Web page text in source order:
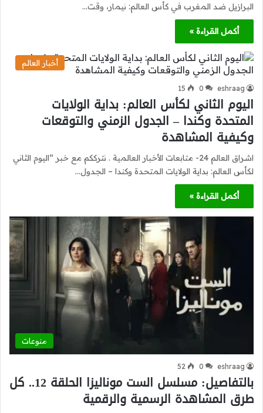
البرازيل ضد المغرب في كأس العالم: نيمار، وقت…
أكمل القراءة »
أخبار العالم
eshraag
0
15
اليوم الثاني لكأس العالم: بداية الولايات
المتحدة وكندا – الجدول الزمني والتوقعات
وكيفية المشاهدة
اشراق العالم 24- متابعات الأخبار العالمية . نترككم مع خبر “اليوم الثاني
لكأس العالم: بداية الولايات المتحدة وكندا – الجدول…
أكمل القراءة »
منوعات
eshraag
0
52
بالتفاصيل: مسلسل الست موناليزا الحلقة 12.. كل
طرق المشاهدة الرسمية والرقمية